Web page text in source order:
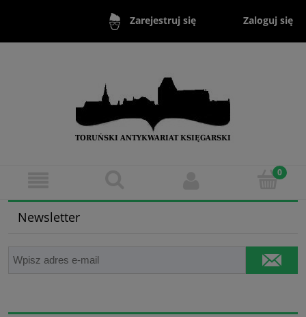
Zarejestruj się Zaloguj się
Newsletter